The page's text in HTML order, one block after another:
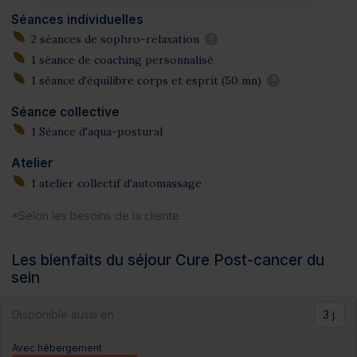
Disponible aussi en : 3 j.
Avec hébergement
Séances individuelles
2 séances de sophro-relaxation
1 séance de coaching personnalisé
1 séance d'équilibre corps et esprit (50 mn)
Séance collective
1 Séance d'aqua-postural
Atelier
1 atelier collectif d'automassage
*Selon les besoins de la cliente.
Les bienfaits du séjour Cure Post-cancer du
sein
Se faire chouchouter
Renforcer tout son organisme